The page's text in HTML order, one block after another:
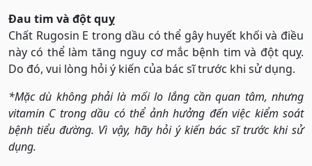
Đau tim và đột quỵ
Chất Rugosin E trong dầu có thể gây huyết khối và điều
này có thể làm tăng nguy cơ mắc bệnh tim và đột quỵ.
Do đó, vui lòng hỏi ý kiến của ​​bác sĩ trước khi sử dụng.
*Mặc dù không phải là mối lo lắng cần quan tâm, nhưng
vitamin C trong dầu có thể ảnh hưởng đến việc kiểm soát
bệnh tiểu đường. Vì vậy, hãy hỏi ý kiến ​​bác sĩ trước khi sử
dụng.